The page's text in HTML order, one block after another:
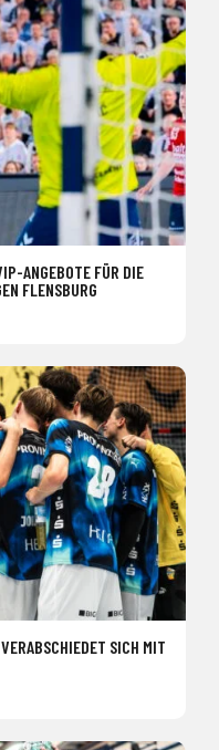
ANGEBOTE FÜR DIE
FLENSBURG
SICH MIT